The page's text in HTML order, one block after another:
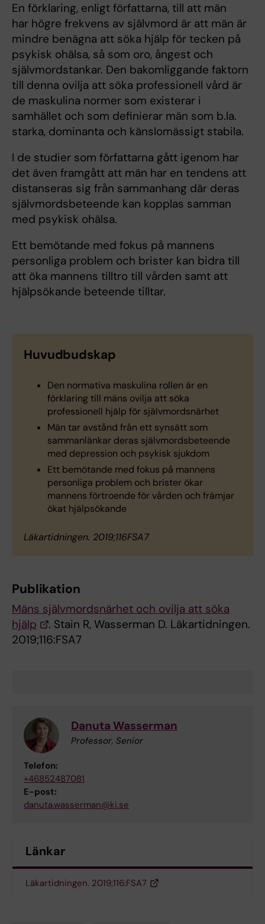
En förklaring, enligt författarna, till att män
har högre frekvens av självmord är att män är
mindre benägna att söka hjälp för tecken på
psykisk ohälsa, så som oro, ångest och
självmordstankar. Den bakomliggande faktorn
till denna ovilja att söka professionell vård är
de maskulina normer som existerar i
samhället och som definierar män som b.la.
starka, dominanta och känslomässigt stabila.
I de studier som författarna gått igenom har
det även framgått att män har en tendens att
distanseras sig från sammanhang där deras
självmordsbeteende kan kopplas samman
med psykisk ohälsa.
Ett bemötande med fokus på mannens
personliga problem och brister kan bidra till
att öka mannens tilltro till vården samt att
hjälpsökande beteende tilltar.
Huvudbudskap
Den normativa maskulina rollen är en
förklaring till mäns ovilja att söka
professionell hjälp för självmordsnärhet
Män tar avstånd från ett synsätt som
sammanlänkar deras självmordsbeteende
med depression och psykisk sjukdom
Ett bemötande med fokus på mannens
personliga problem och brister ökar
mannens förtroende för vården och främjar
ökat hjälpsökande
Läkartidningen. 2019;116FSA7
Publikation
Mäns självmordsnärhet och ovilja att söka
hjälp
. Stain R, Wasserman D. Läkartidningen.
2019;116:FSA7
Danuta Wasserman
Professor, Senior
Telefon:
+46852487081
E-post:
danuta.wasserman@ki.se
Länkar
Läkartidningen. 2019;116:FSA7